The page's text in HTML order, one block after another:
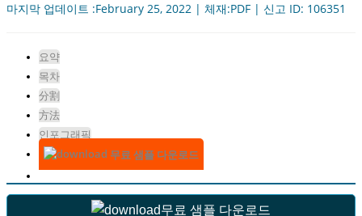
마지막 업데이트 :February 25, 2022 | 체재:PDF | 신고 ID: 106351
요약
목차
分割
方法
인포그래픽
무료 샘플 다운로드
무료 샘플 다운로드